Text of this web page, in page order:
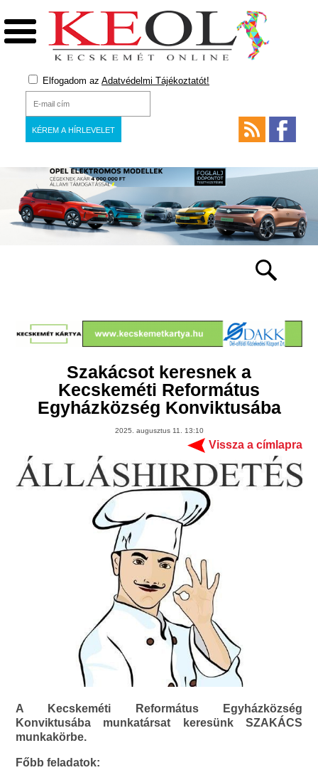
Elfogadom az Adatvédelmi Tájékoztatót!
Szakácsot keresnek a
Kecskeméti Református
Egyházközség Konviktusába
2025. augusztus 11. 13:10
Vissza a címlapra
A Kecskeméti Református Egyházközség
Konviktusába munkatársat keresünk SZAKÁCS
munkakörbe.
Főbb feladatok: